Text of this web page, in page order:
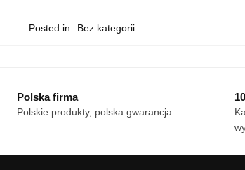
Posted in: Bez kategorii
Polska firma
Polskie produkty, polska gwarancja